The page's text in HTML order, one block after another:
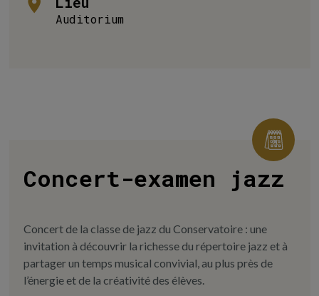
Auditorium
Concert-examen jazz
Concert de la classe de jazz du Conservatoire : une
invitation à découvrir la richesse du répertoire jazz et à
partager un temps musical convivial, au plus près de
l’énergie et de la créativité des élèves.